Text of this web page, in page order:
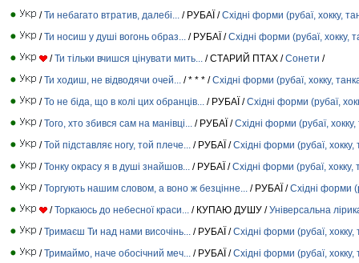
/Ти небагато втратив, далебі... / РУБАЇ /Східні форми (рубаї, хокку,
/Ти носиш у душі вогонь образ... / РУБАЇ /Східні форми (рубаї, хокку,
/Ти тільки вчишся цінувати мить... / СТАРИЙ ПТАХ /Сонети /
/Ти ходиш, не відводячи очей... / * * * /Східні форми (рубаї, хокку,
/То не біда, що в колі цих обранців... / РУБАЇ /Східні форми (рубаї,
/Того, хто збився сам на манівці... / РУБАЇ /Східні форми (рубаї, хокку,
/Той підставляє ногу, той плече... / РУБАЇ /Східні форми (рубаї, хокку,
/Тонку окрасу я в душі знайшов... / РУБАЇ /Східні форми (рубаї, хокку,
/Торгують нашим словом, а воно ж безцінне... / РУБАЇ /Східні форми
/Торкаюсь до небесної краси... / КУПАЮ ДУШУ /Універсальна
/Тримаєш Ти над нами височінь... / РУБАЇ /Східні форми (рубаї, хокку,
/Тримаймо, наче обосічний меч... / РУБАЇ /Східні форми (рубаї, хокку,